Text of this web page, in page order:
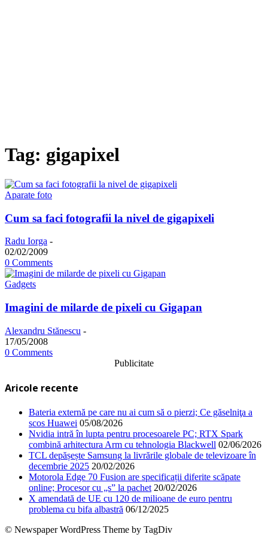
Tag: gigapixel
Aparate foto
Cum sa faci fotografii la nivel de gigapixeli
Radu Iorga -
02/02/2009
0 Comments
Gadgets
Imagini de milarde de pixeli cu Gigapan
Alexandru Stănescu -
17/05/2008
0 Comments
Publicitate
Aricole recente
Bateria externă pe care nu ai cum să o pierzi; Ce găselniţa a
scos Huawei 05/08/2026
Nvidia intră în lupta pentru procesoarele PC; RTX Spark
combină arhitectura Arm cu tehnologia Blackwell 02/06/2026
TCL depășește Samsung la livrările globale de televizoare în
decembrie 2025 20/02/2026
Motorola Edge 70 Fusion are specificații diferite scăpate
online; Procesor cu „s” la pachet 20/02/2026
X amendată de UE cu 120 de milioane de euro pentru
problema cu bifa albastră 06/12/2025
© Newspaper WordPress Theme by TagDiv